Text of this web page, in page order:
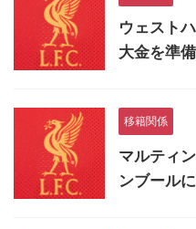
ウェスト
大金を準
移籍関係
マルティ
ンブール